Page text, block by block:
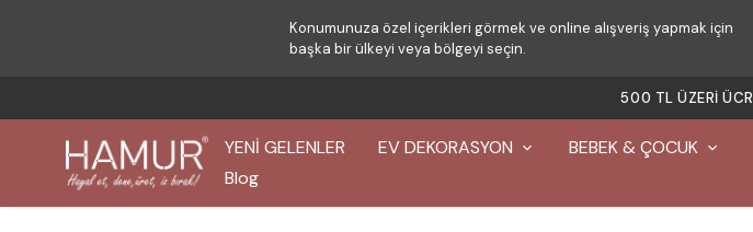
Konumunuza özel içerikleri görmek ve online alışveriş yapmak için
başka bir ülkeyi veya bölgeyi seçin.
YENİ GELENLER EV DEKORASYON BEBEK & ÇOCUK
Blog